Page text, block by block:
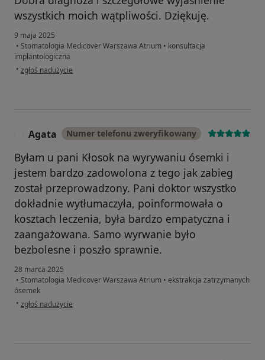
wszystkich moich wątpliwości. Dziękuję.
9 maja 2025
• Stomatologia Medicover Warszawa Atrium • konsultacja
implantologiczna
• w opinii użytkownika Jacek
zgłoś nadużycie
Agata Numer telefonu zweryfikowany
Byłam u pani Kłosok na wyrywaniu ósemki i
jestem bardzo zadowolona z tego jak zabieg
został przeprowadzony. Pani doktor wszystko
dokładnie wytłumaczyła, poinformowała o
kosztach leczenia, była bardzo empatyczna i
zaangażowana. Samo wyrwanie było
bezbolesne i poszło sprawnie.
28 marca 2025
• Stomatologia Medicover Warszawa Atrium • ekstrakcja zatrzymanych
ósemek
• w opinii użytkownika Agata
zgłoś nadużycie